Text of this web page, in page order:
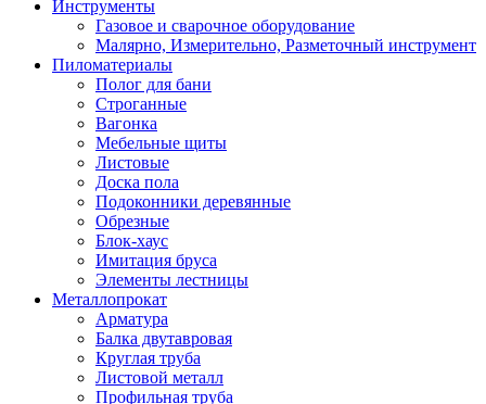
Инструменты
Газовое и сварочное оборудование
Малярно, Измерительно, Разметочный инструмент
Пиломатериалы
Полог для бани
Строганные
Вагонка
Мебельные щиты
Листовые
Доска пола
Подоконники деревянные
Обрезные
Блок-хаус
Имитация бруса
Элементы лестницы
Металлопрокат
Арматура
Балка двутавровая
Круглая труба
Листовой металл
Профильная труба